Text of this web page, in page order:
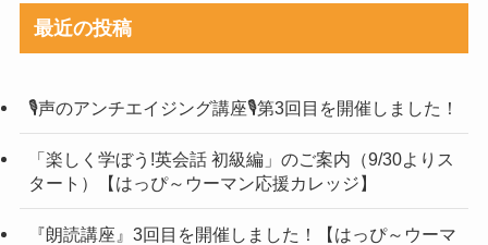
最近の投稿
🎙声のアンチエイジング講座🎙第3回目を開催しました！
「楽しく学ぼう!英会話 初級編」のご案内（9/30よりス
タート）【はっぴ～ウーマン応援カレッジ】
『朗読講座』3回目を開催しました！【はっぴ～ウーマ